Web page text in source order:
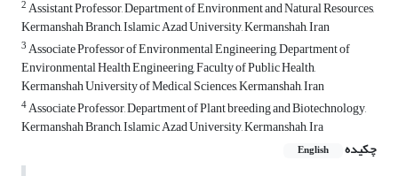
2Assistant Professor, Department of Environment and Natural Resources,
Kermanshah Branch, Islamic Azad University, Kermanshah, Iran
3Associate Professor of Environmental Engineering, Department of
Environmental Health Engineering, Faculty of Public Health,
Kermanshah University of Medical Sciences, Kermanshah, Iran
4Associate Professor, Department of Plant breeding and Biotechnology,
Kermanshah Branch, Islamic Azad University, Kermanshah, Ira
چکیده
English